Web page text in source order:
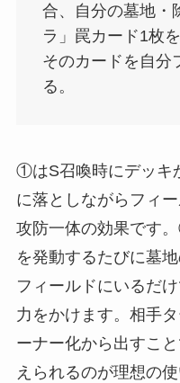
合、自分の墓地・
ラ」罠カード1枚
そのカードを自分
る。
①はS召喚時にデッキ
に落としながらフィ
攻防一体の効果です
を発動するたびに墓
フィールドにいるだ
力をかけます。相手
ーナー化から出すこ
えられるのが理想の使